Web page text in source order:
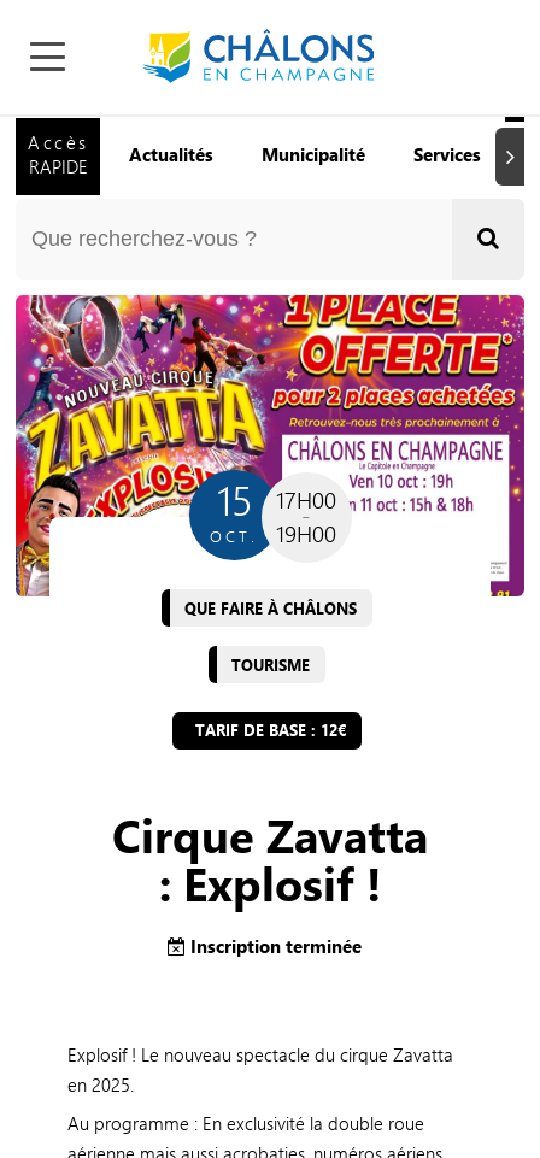
Accès
RAPIDE
Actualités Municipalité Services
15
OCT.
17H00
19H00
QUE FAIRE À CHÂLONS
TOURISME
TARIF DE BASE : 12€
Cirque Zavatta
: Explosif !
Inscription terminée
Explosif ! Le nouveau spectacle du cirque Zavatta
en 2025.
Au programme : En exclusivité la double roue
aérienne mais aussi acrobaties, numéros aériens,